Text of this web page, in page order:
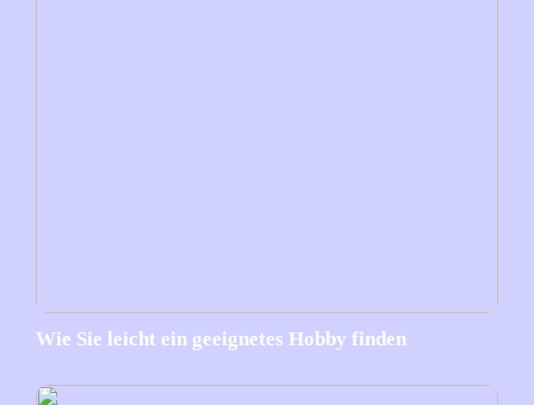
Wie Sie leicht ein geeignetes Hobby finden